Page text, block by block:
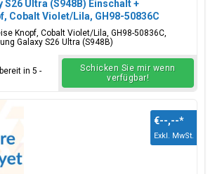
S26 Ultra (S948B) Einschalt +
Cobalt Violet/Lila, GH98-50836C
Knopf, Cobalt Violet/Lila, GH98-50836C,
Galaxy S26 Ultra (S948B)
in 5 -
Schicken Sie mir wenn
verfügbar!
€--,--*
Exkl. MwSt.